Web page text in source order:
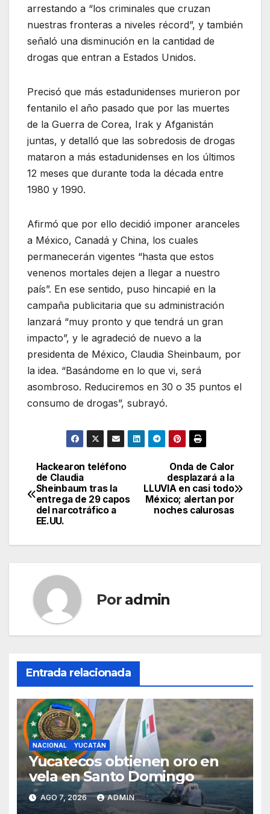
arrestando a “los criminales que cruzan
nuestras fronteras a niveles récord”, y también
señaló una disminución en la cantidad de
drogas que entran a Estados Unidos.
Precisó que más estadunidenses murieron por
fentanilo el año pasado que por las muertes
de la Guerra de Corea, Irak y Afganistán
juntas, y detalló que las sobredosis de drogas
mataron a más estadunidenses en los últimos
12 meses que durante toda la década entre
1980 y 1990.
Afirmó que por ello decidió imponer aranceles
a México, Canadá y China, los cuales
permanecerán vigentes “hasta que estos
venenos mortales dejen a llegar a nuestro
país”. En ese sentido, puso hincapié en la
campaña publicitaria que su administración
lanzará “muy pronto y que tendrá un gran
impacto”, y le agradeció de nuevo a la
presidenta de México, Claudia Sheinbaum, por
la idea. “Basándome en lo que vi, será
asombroso. Reduciremos en 30 o 35 puntos el
consumo de drogas”, subrayó.
Navegación
de
entradas
Onda de Calor
desplazará a la
LLUVIA en casi todo
México; alertan por
noches calurosas
Hackearon teléfono
de Claudia
Sheinbaum tras la
entrega de 29 capos
del narcotráfico a
EE.UU.
Por admin
Entrada relacionada
NACIONAL YUCATÁN
Yucatecos obtienen oro en
vela en Santo Domingo
AGO 7, 2026 ADMIN